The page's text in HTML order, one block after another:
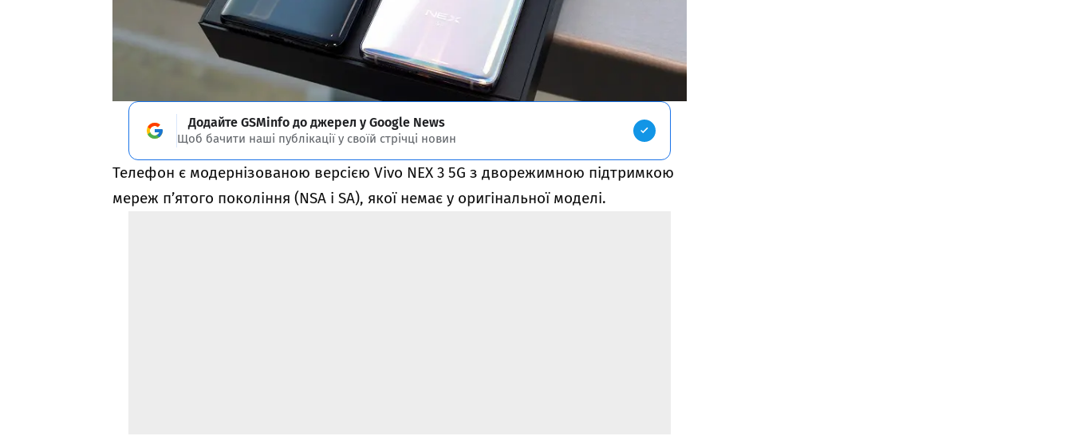
Додайте GSMinfo до джерел у Google News
Щоб бачити наші публікації у своїй стрічці новин
Телефон є модернізованою версією Vivo NEX 3 5G з дворежимною підтримкою
мереж п’ятого покоління (NSA і SA), якої немає у оригінальної моделі.